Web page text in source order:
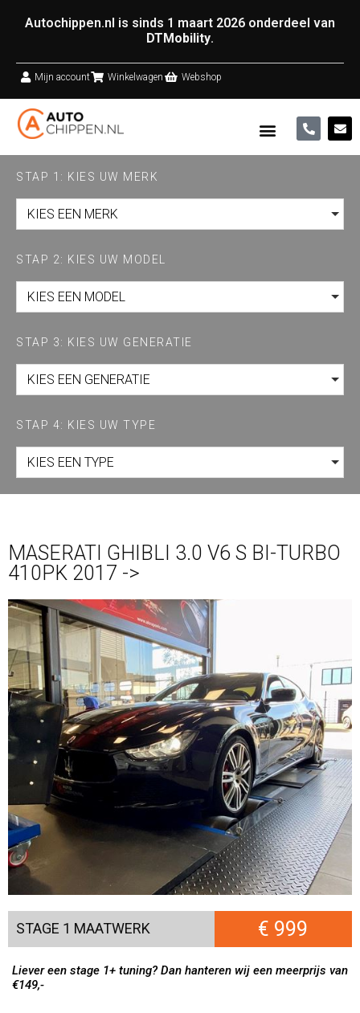
Autochippen.nl is sinds 1 maart 2026 onderdeel van
DTMobility.
Mijn account Winkelwagen Webshop
STAP 1: KIES UW MERK
KIES EEN MERK
STAP 2: KIES UW MODEL
KIES EEN MODEL
STAP 3: KIES UW GENERATIE
KIES EEN GENERATIE
STAP 4: KIES UW TYPE
KIES EEN TYPE
MASERATI GHIBLI 3.0 V6 S BI-TURBO
410PK 2017 ->
STAGE 1 MAATWERK € 999
Liever een stage 1+ tuning? Dan hanteren wij een meerprijs van
€149,-